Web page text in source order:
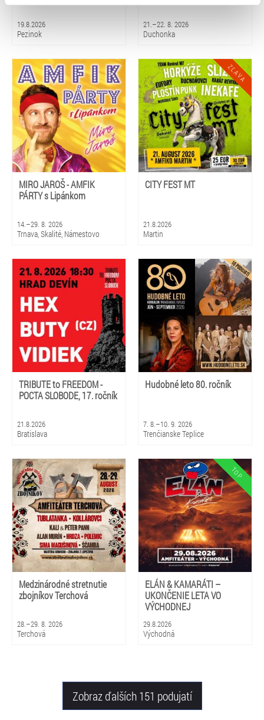
volbu můžete kdykoliv změnit v zápatí stránky v záložce
19.8.2026
Pezinok
21.–22. 8. 2026
Duchonka
MIRO JAROŠ - AMFIK
PÁRTY s Lipánkom
14.–29. 8. 2026
Trnava, Skalité, Námestovo
CITY FEST MT
21.8.2026
Martin
TRIBUTE to FREEDOM -
POCTA SLOBODE, 17. ročník
21.8.2026
Bratislava
Hudobné leto 80. ročník
7. 8.–10. 9. 2026
Trenčianske Teplice
Medzinárodné stretnutie
zbojníkov Terchová
28.–29. 8. 2026
Terchová
ELÁN & KAMARÁTI –
UKONČENIE LETA VO
VÝCHODNEJ
29.8.2026
Východná
Zobraz ďalších 151 podujatí